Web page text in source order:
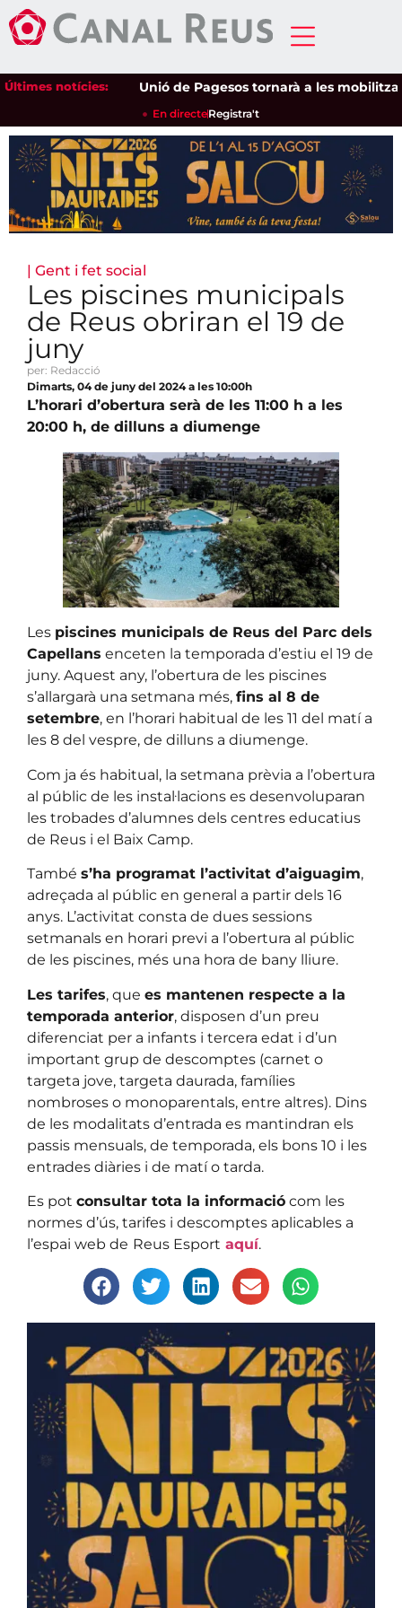
Últimes notícies: Unió de Pagesos tornarà a les
En directeRegistra't
| Gent i fet social
Les piscines municipals
de Reus obriran el 19 de
juny
per: Redacció
Dimarts, 04 de juny del 2024 a les 10:00h
L’horari d’obertura serà de les 11:00 h a les
20:00 h, de dilluns a diumenge
Les piscines municipals de Reus del Parc dels
Capellans enceten la temporada d’estiu el 19 de
juny. Aquest any, l’obertura de les piscines
s’allargarà una setmana més, fins al 8 de
setembre, en l’horari habitual de les 11 del matí a
les 8 del vespre, de dilluns a diumenge.
Com ja és habitual, la setmana prèvia a l’obertura
al públic de les instal·lacions es desenvoluparan
les trobades d’alumnes dels centres educatius
de Reus i el Baix Camp.
També s’ha programat l’activitat d’aiguagim,
adreçada al públic en general a partir dels 16
anys. L’activitat consta de dues sessions
setmanals en horari previ a l’obertura al públic
de les piscines, més una hora de bany lliure.
Les tarifes, que es mantenen respecte a la
temporada anterior, disposen d’un preu
diferenciat per a infants i tercera edat i d’un
important grup de descomptes (carnet o
targeta jove, targeta daurada, famílies
nombroses o monoparentals, entre altres). Dins
de les modalitats d’entrada es mantindran els
passis mensuals, de temporada, els bons 10 i les
entrades diàries i de matí o tarda.
Es pot consultar tota la informació com les
normes d’ús, tarifes i descomptes aplicables a
l’espai web de Reus Esport aquí.